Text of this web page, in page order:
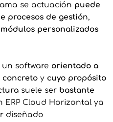
se actuación puede
procesos de gestión,
módulos personalizados
software orientado a
concretoy cuyo propósito
suele ser bastante
Cloud Horizontal ya
diseñado